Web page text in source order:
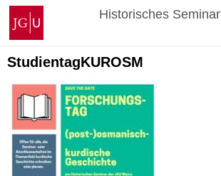
Zum
Inhalt
springen
Johannes
Gutenberg-
Universität
Mainz
Historisches Seminar
StudientagKUROSM